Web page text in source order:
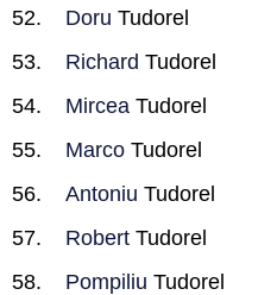
Doru Tudorel
Richard Tudorel
Mircea Tudorel
Marco Tudorel
Antoniu Tudorel
Robert Tudorel
Pompiliu Tudorel